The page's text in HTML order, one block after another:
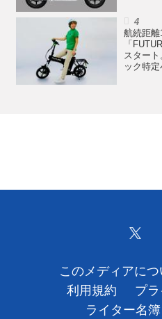
航続距離
「
スター
ック特
このメディアにつ
利用規約
プ
ライター名簿